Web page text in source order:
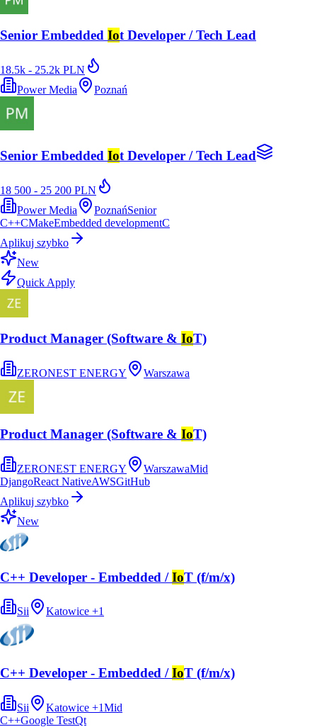
Senior Embedded Iot Developer / Tech Lead
18.5k - 25.2k PLN
Power Media
Poznań
Senior Embedded Iot Developer / Tech Lead
18 500 - 25 200 PLN
Power Media
PoznańSenior
C++CMakeEmbedded developmentC
Aplikuj szybko
New
Quick Apply
Product Manager (Software & IoT)
ZERONEST ENERGY Warszawa
Product Manager (Software & IoT)
ZERONEST ENERGY WarszawaMid
DjangoReact NativeAWSGitHub
Aplikuj szybko
New
C++ Developer - Embedded /IoT (f/m/x)
Sii Katowice +1
C++ Developer - Embedded /IoT (f/m/x)
Sii Katowice +1Mid
C++Google TestQt